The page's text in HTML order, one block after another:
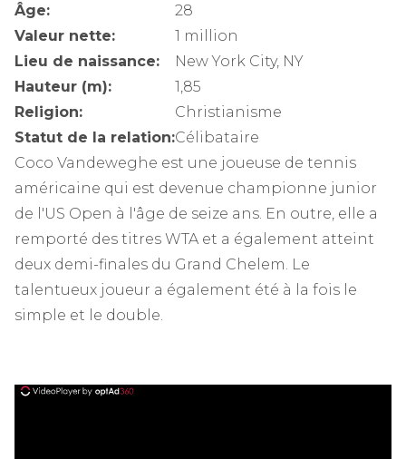
Âge:
28
Valeur nette:
1 million
Lieu de naissance:
New York City, NY
Hauteur (m):
1,85
Religion:
Christianisme
Statut de la relation:Célibataire
Coco Vandeweghe est une joueuse de tennis
américaine qui est devenue championne junior
de l'US Open à l'âge de seize ans. En outre, elle a
remporté des titres WTA et a également atteint
deux demi-finales du Grand Chelem. Le
talentueux joueur a également été à la fois le
simple et le double.